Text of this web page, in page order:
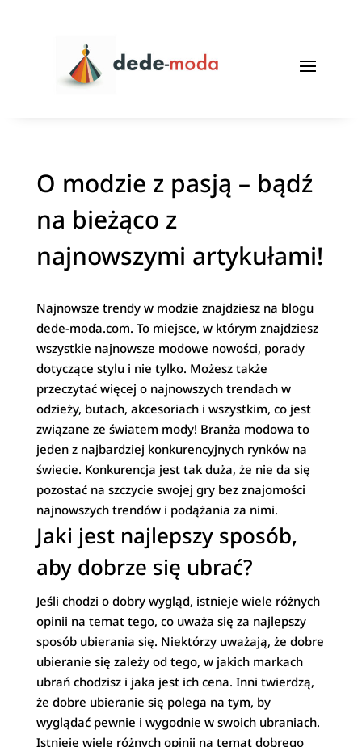
O modzie z pasją – bądź
na bieżąco z
najnowszymi artykułami!
Najnowsze trendy w modzie znajdziesz na blogu
dede-moda.com. To miejsce, w którym znajdziesz
wszystkie najnowsze modowe nowości, porady
dotyczące stylu i nie tylko. Możesz także
przeczytać więcej o najnowszych trendach w
odzieży, butach, akcesoriach i wszystkim, co jest
związane ze światem mody! Branża modowa to
jeden z najbardziej konkurencyjnych rynków na
świecie. Konkurencja jest tak duża, że nie da się
pozostać na szczycie swojej gry bez znajomości
najnowszych trendów i podążania za nimi.
Jaki jest najlepszy sposób,
aby dobrze się ubrać?
Jeśli chodzi o dobry wygląd, istnieje wiele różnych
opinii na temat tego, co uważa się za najlepszy
sposób ubierania się. Niektórzy uważają, że dobre
ubieranie się zależy od tego, w jakich markach
ubrań chodzisz i jaka jest ich cena. Inni twierdzą,
że dobre ubieranie się polega na tym, by
wyglądać pewnie i wygodnie w swoich ubraniach.
Istnieje wiele różnych opinii na temat dobrego